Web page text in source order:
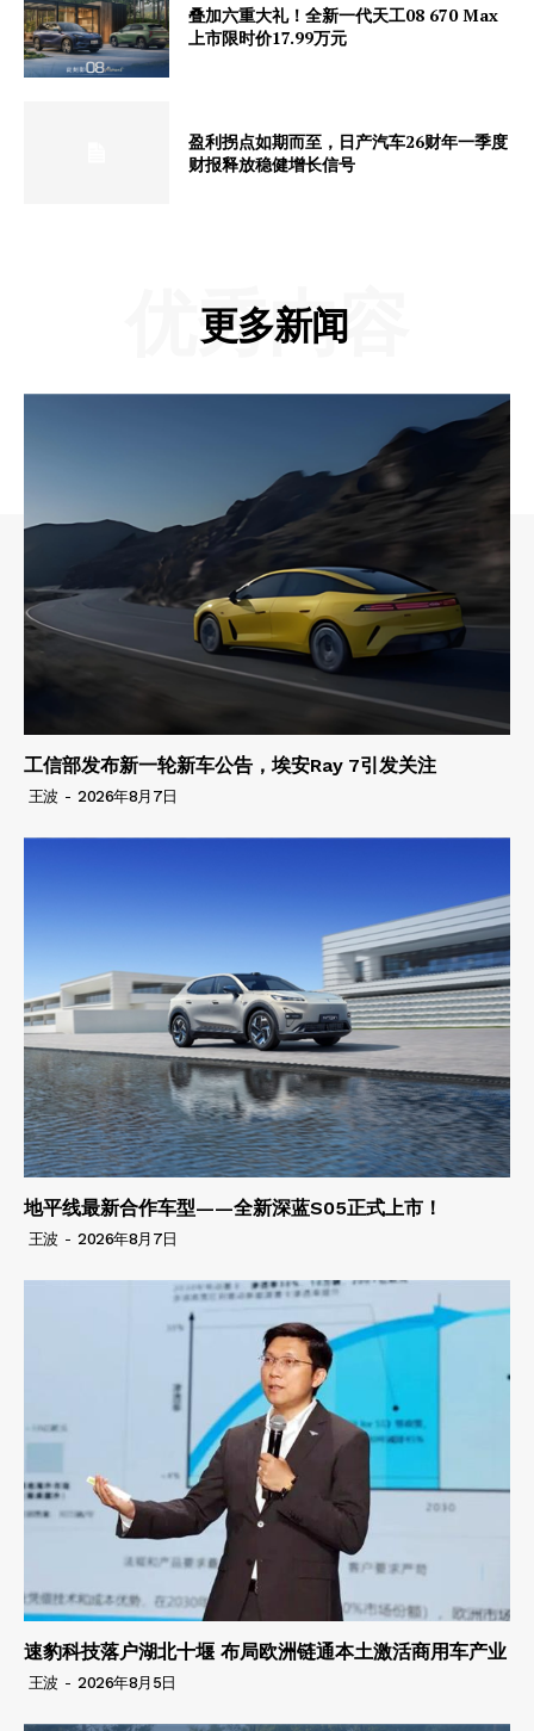
叠加六重大礼！全新一代天工08 670 Max
上市限时价17.99万元
盈利拐点如期而至，日产汽车26财年一季度
财报释放稳健增长信号
更多新闻
优秀内容
工信部发布新一轮新车公告，埃安Ray 7引发关注
王波 - 2026年8月7日
地平线最新合作车型——全新深蓝S05正式上市！
王波 - 2026年8月7日
速豹科技落户湖北十堰 布局欧洲链通本土激活商用车产业
王波 - 2026年8月5日